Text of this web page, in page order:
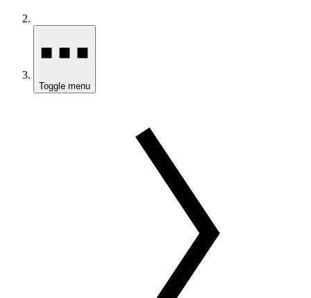
Toggle menu